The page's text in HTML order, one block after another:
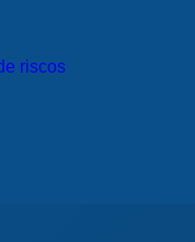
riscos